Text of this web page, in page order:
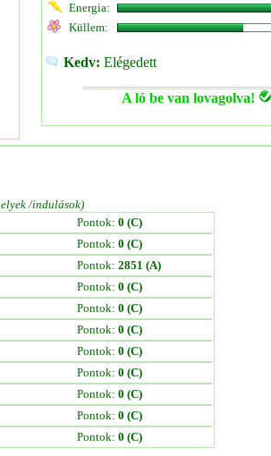
Energia:
Küllem:
Kedv: Elégedett
A ló be van lovagolva!
/indulások)
Pontok: 0 (C)
Pontok: 0 (C)
Pontok: 2851 (A)
Pontok: 0 (C)
Pontok: 0 (C)
Pontok: 0 (C)
Pontok: 0 (C)
Pontok: 0 (C)
Pontok: 0 (C)
Pontok: 0 (C)
Pontok: 0 (C)